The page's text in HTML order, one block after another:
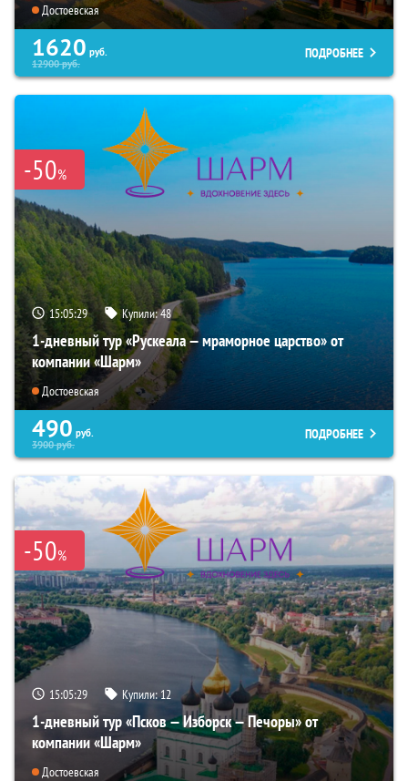
Достоевская
1620 руб.
12900руб.
ПОДРОБНЕЕ
-50%
15:05:28 Купили:48
1-дневный тур «Рускеала — мраморное царство» от
компании «Шарм»
Достоевская
490 руб.
3900руб.
ПОДРОБНЕЕ
-50%
15:05:28 Купили:12
1-дневный тур «Псков — Изборск — Печоры» от
компании «Шарм»
Достоевская